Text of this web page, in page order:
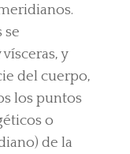
se
y
del cuerpo,
los puntos
o
de la